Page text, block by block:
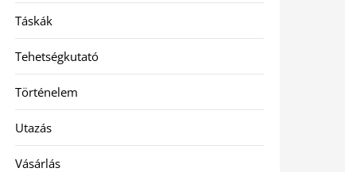
Táskák
Tehetségkutató
Történelem
Utazás
Vásárlás